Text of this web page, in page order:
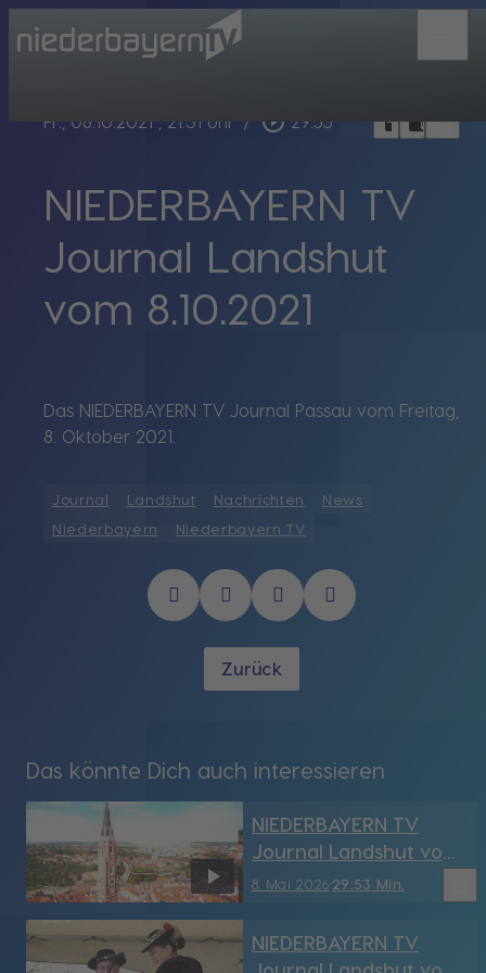
Fr., 08.10.2021 , 21:31 Uhr / play_circle_outline 29:55 headphoneschrome_reader_modebookmark_border
NIEDERBAYERN TV
Journal Landshut
vom 8.10.2021
Das NIEDERBAYERN TV Journal Passau vom Freitag,
8. Oktober 2021.
Journal Landshut Nachrichten
News
Niederbayern
Niederbayern TV
Zurück
Das könnte Dich auch interessieren
8. Mai 2026 29:53 Min.
NIEDERBAYERN TV
Journal Landshut vom
8.05.2026
NIEDERBAYERN TV